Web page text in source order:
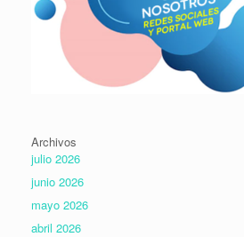
Archivos
julio 2026
junio 2026
mayo 2026
abril 2026